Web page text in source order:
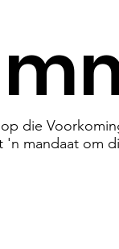
die
'n mandaat om